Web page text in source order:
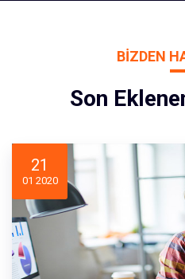
BIZDEN
Son
21
01 2020